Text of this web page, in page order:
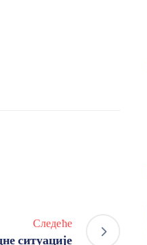
Следеће
ситуације